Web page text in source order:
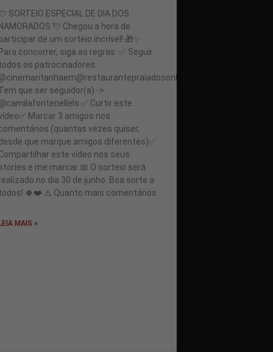
SORTEIO ESPECIAL DE DIA DOS
NAMORADOS 💘 Chegou a hora de
de um sorteio incrível! 🎁✨
Para concorrer, siga as regras: ✅ Seguir
os patrocinadores:
que ser seguidor(a) ->
✅ Curtir este
Marcar 3 amigos nos
(quantas vezes quiser,
que marque amigos diferentes)✅
este vídeo nos seus
e me marcar 📅 O sorteio será
no dia 30 de junho. Boa sorte a
🍀❤️ ⚠️ Quanto mais comentários
MAIS »